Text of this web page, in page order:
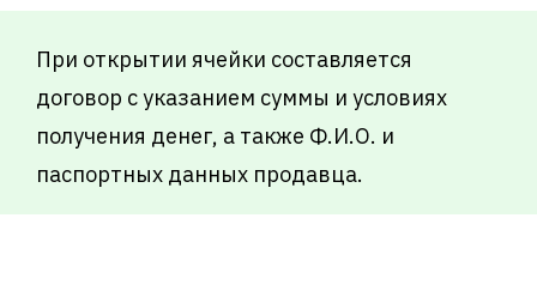
При открытии ячейки составляется
договор с указанием суммы и условиях
получения денег, а также Ф.И.О. и
паспортных данных продавца.